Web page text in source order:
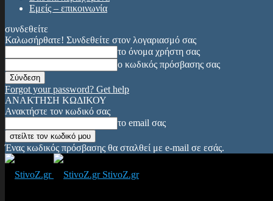
Εμείς – επικοινωνία
συνδεθείτε
Καλωσήρθατε! Συνδεθείτε στον λογαριασμό σας
το όνομα χρήστη σας
ο κωδικός πρόσβασης σας
Forgot your password? Get help
ΑΝΑΚΤΗΣΗ ΚΩΔΙΚΟΥ
Ανακτήστε τον κωδικό σας
το email σας
Ένας κωδικός πρόσβασης θα σταλθεί με e-mail σε εσάς.
StivoZ.gr